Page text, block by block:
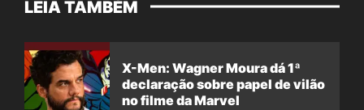
LEIA TAMBÉM
X-Men: Wagner Moura dá 1ª
declaração sobre papel de vilão
no filme da Marvel